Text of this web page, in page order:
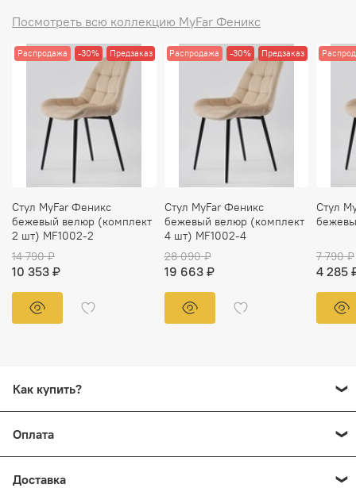
Посмотреть всю коллекцию MyFar Феникс
Распродажа -30% Предзаказ
Стул MyFar Феникс
бежевый велюр (комплект
2 шт) MF1002-2
14 790 ₽
10 353 ₽
Распродажа -30% Предзаказ
Стул MyFar Феникс
бежевый велюр (комплект
4 шт) MF1002-4
28 090 ₽
19 663 ₽
Стул
7 790 ₽
4 285
Как купить?
заказать. Перейдите на страницу "Корзина" нажмите
кнопку "Перейти к оформлению" или "Купить в 1 клик".
Вы также можете купить товар в 1 клик прямо со
Оплата
Доставка